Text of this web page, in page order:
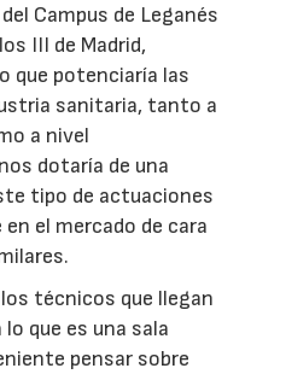
Campus de Leganés
III de Madrid,
que potenciaría las
sanitaria, tanto a
a nivel
dotaría de una
tipo de actuaciones
el mercado de cara
técnicos que llegan
que es una sala
pensar sobre